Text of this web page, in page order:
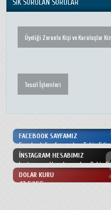
SIK SORULAN SORULAR
Üyeliği Zorunlu Kişi ve Kuruluşlar
Tescil İşlemleri
Mühtahsil Liste Örneği
Tescil İşlemleri Yetki Belgesi
FACEBOOK SAYFAMIZ
Facebook Sayfamızdan Takip Edin
İNSTAGRAM HESABIMIZ
Instagram Hesabımızdan Takip
DOLAR KURU
47.5055